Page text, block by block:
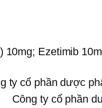
10mg; Ezetimib
ty cổ phần dược
Công ty cổ phần